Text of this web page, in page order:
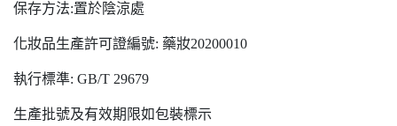
保存方法:置於陰涼處
化妝品生產許可證編號: 藥妝20200010
執行標準: GB/T 29679
生產批號及有效期限如包裝標示